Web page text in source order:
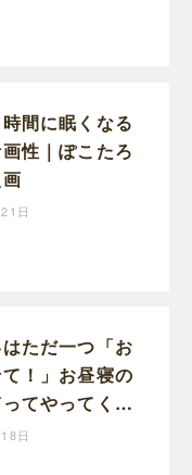
間に眠くなる
性｜ぽこたろ
日
ただ一つ「お
！」お昼寝の
てやってくる
こたろー育児
日